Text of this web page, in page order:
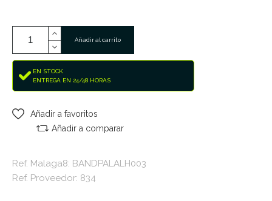
Añadir al carrito
EN STOCK
ENTREGA EN 24/48 HORAS
Añadir a favoritos
Añadir a comparar
Ref. Malaga8: BANDPALALH003
Ref. Proveedor: 834